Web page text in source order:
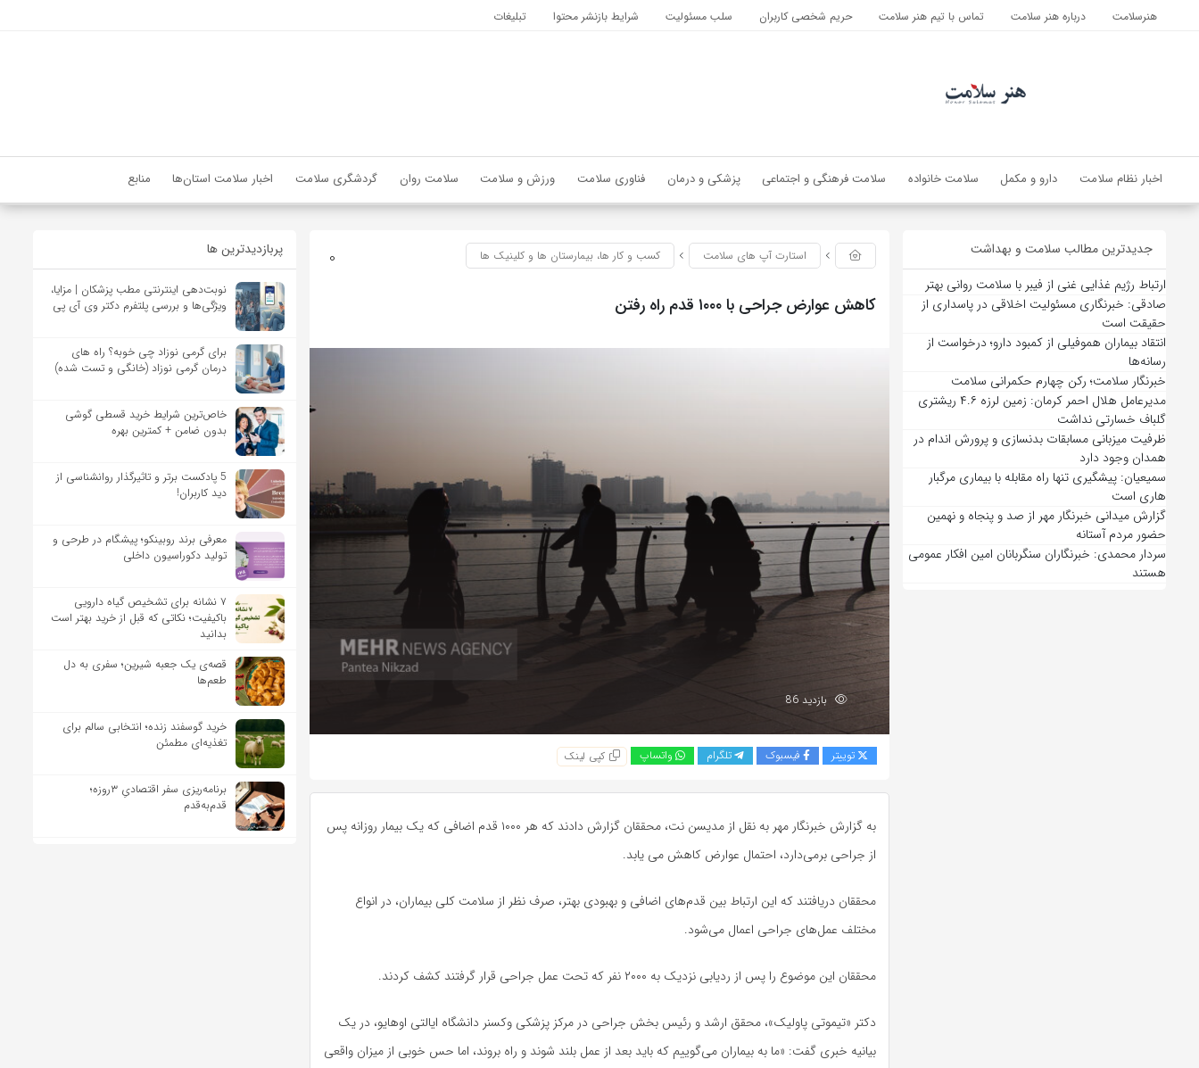
هنرسلامت درباره هنر سلامت تماس با تیم هنر سلامت حریم شخصی کاربران سلب مسئولیت شرایط بازنشر محتوا تبلیغات
اخبار نظام سلامت دارو و مکمل سلامت خانواده سلامت فرهنگی و اجتماعی پزشکی و درمان فناوری سلامت ورزش و سلامت سلامت روان گردشگری سلامت اخبار سلامت استان‌ها منابع
جدیدترین مطالب سلامت و بهداشت
ارتباط رژیم غذایی غنی از فیبر با سلامت روانی بهتر
صادقی: خبرنگاری مسئولیت اخلاقی در پاسداری از
حقیقت است
انتقاد بیماران هموفیلی از کمبود دارو؛ درخواست از
رسانه‌ها
خبرنگار سلامت؛ رکن چهارم حکمرانی سلامت
مدیرعامل هلال احمر کرمان: زمین لرزه ۴.۶ ریشتری
گلباف خسارتی نداشت
ظرفیت میزبانی مسابقات بدنسازی و پرورش اندام در
همدان وجود دارد
سمیعیان: پیشگیری تنها راه مقابله با بیماری مرگبار
هاری است
گزارش میدانی خبرنگار مهر از صد و پنجاه و نهمین
حضور مردم آستانه
سردار محمدی: خبرنگاران سنگربانان امین افکار عمومی
هستند
0 استارت آپ های سلامت کسب و کار ها، بیمارستان ها و کلینیک ها
کاهش عوارض جراحی با ۱۰۰۰ قدم راه رفتن
بازدید 86
توییتر فیسبوک تلگرام واتساپ کپی لینک
به گزارش خبرنگار مهر به نقل از مدیسن نت، محققان گزارش دادند که هر ۱۰۰۰ قدم اضافی که یک بیمار روزانه پس
از جراحی برمی‌دارد، احتمال عوارض کاهش می یابد.
محققان دریافتند که این ارتباط بین قدم‌های اضافی و بهبودی بهتر، صرف نظر از سلامت کلی بیماران، در انواع
مختلف عمل‌های جراحی اعمال می‌شود.
محققان این موضوع را پس از ردیابی نزدیک به ۲۰۰۰ نفر که تحت عمل جراحی قرار گرفتند کشف کردند.
دکتر «تیموتی پاولیک»، محقق ارشد و رئیس بخش جراحی در مرکز پزشکی وکسنر دانشگاه ایالتی اوهایو، در یک
بیانیه خبری گفت: «ما به بیماران می‌گوییم که باید بعد از عمل بلند شوند و راه بروند، اما حس خوبی از میزان واقعی
پربازدیدترین ها
نوبت‌دهی اینترنتی مطب پزشکان | مزایا،
ویژگی‌ها و بررسی پلتفرم دکتر وی آی پی
برای گرمی نوزاد چی خوبه؟ راه های
درمان گرمی نوزاد (خانگی و تست شده)
خاص‌ترین شرایط خرید قسطی گوشی
بدون ضامن + کمترین بهره
5 پادکست برتر و تاثیرگذار روانشناسی از
دید کاربران!
معرفی برند روبینکو؛ پیشگام در طرحی و
تولید دکوراسیون داخلی
۷ نشانه برای تشخیص گیاه دارویی
باکیفیت؛ نکاتی که قبل از خرید بهتر است
بدانید
قصه‌ی یک جعبه شیرین؛ سفری به دل
طعم‌ها
خرید گوسفند زنده؛ انتخابی سالم برای
تغذیه‌ای مطمئن
برنامه‌ریزی سفر اقتصادیِ ۳روزه؛
قدم‌به‌قدم